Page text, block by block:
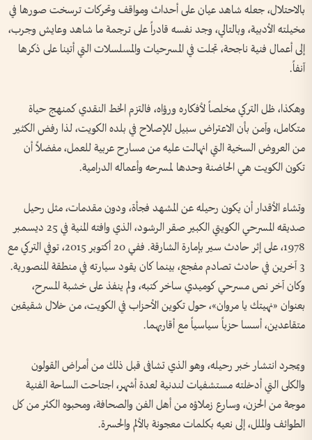
بالاحتلال، جعله شاهد عيان على أحداث ومواقف وتحركات ترسخت صورها في
مخيلته الأدبية، وبالتالي، وجد نفسه قادراً على ترجمة ما شاهد وعايش وجرب،
إلى أعمال فنية ناجحة، تجلت في المسرحيات والمسلسلات التي أتينا على ذكرها
آنفاً.
وهكذا، ظل التركي مخلصاً لأفكاره ورؤاه، فالتزم الخط النقدي كمنهج حياة
متكامل، وآمن بأن الاعتراض سبيل للإصلاح في بلده الكويت، لذا رفض الكثير
من العروض السخية التي انهالت عليه من مسارح عربية للعمل، مفضلاً أن
تكون الكويت هي الحاضنة وحدها لمسرحه وأعماله الدرامية.
وتشاء الأقدار أن يكون رحيله عن المشهد فجأة، ودون مقدمات، مثل رحيل
صديقه المسرحي الكويتي الكبير صقر الرشود، الذي وافته المنية في 25 ديسمبر
1978، على إثر حادث سير بإمارة الشارقة. ففي 20 أكتوبر 2015، توفي التركي مع
3 آخرين في حادث تصادم مفجع، بينما كان يقود سيارته في منطقة المنصورية.
وكان آخر نص مسرحي كوميدي ساخر كتبه، ولم ينفذ على خشبة المسرح،
بعنوان «نهيتك يا مروان»، حول تكوين الأحزاب في الكويت، من خلال شقيقين
متقاعدين، أسسا حزباً سياسياً مع أقاربهما.
وبمجرد انتشار خبر رحيله، وهو الذي تشافى قبل ذلك من أمراض القولون
والكلى التي أدخلته مستشفيات لندنية لعدة أشهر، اجتاحت الساحة الفنية
موجة من الحزن، وسارع زملاؤه من أهل الفن والصحافة، ومحبوه الكثر من كل
الطوائف والملل، إلى نعيه بكلمات معجونة بالألم والحسرة.